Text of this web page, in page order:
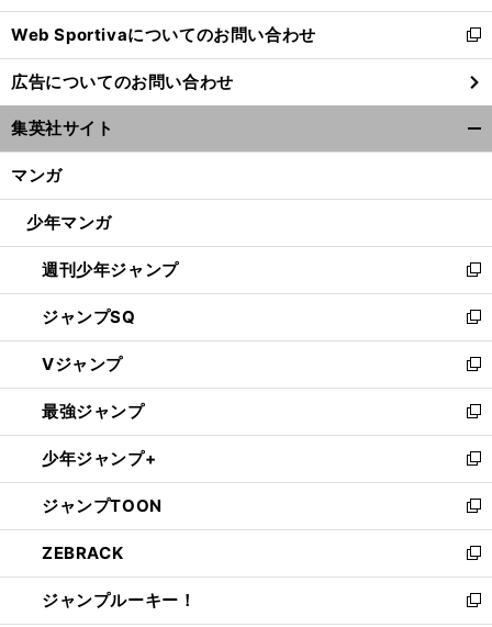
開
く
Web Sportivaについてのお問い合わせ
新
し
い
ウ
ィ
ン
ウ
開
く
広告についてのお問い合わせ
集英社サイト
マンガ
少年マンガ
週刊少年ジャンプ
新
し
い
ウ
ィ
ン
ド
ウ
で
開
く
ジャンプSQ
新
し
い
ウ
ィ
ン
ド
ウ
で
開
く
Vジャンプ
新
し
い
ウ
ィ
ン
ド
ウ
で
開
く
最強ジャンプ
新
し
い
ウ
ィ
ン
ド
ウ
で
少年ジャンプ+
新
し
い
ウ
ィ
ン
ド
ジャンプTOON
新
し
い
ウ
ィ
ZEBRACK
新
し
い
ジャンプルーキー！
新